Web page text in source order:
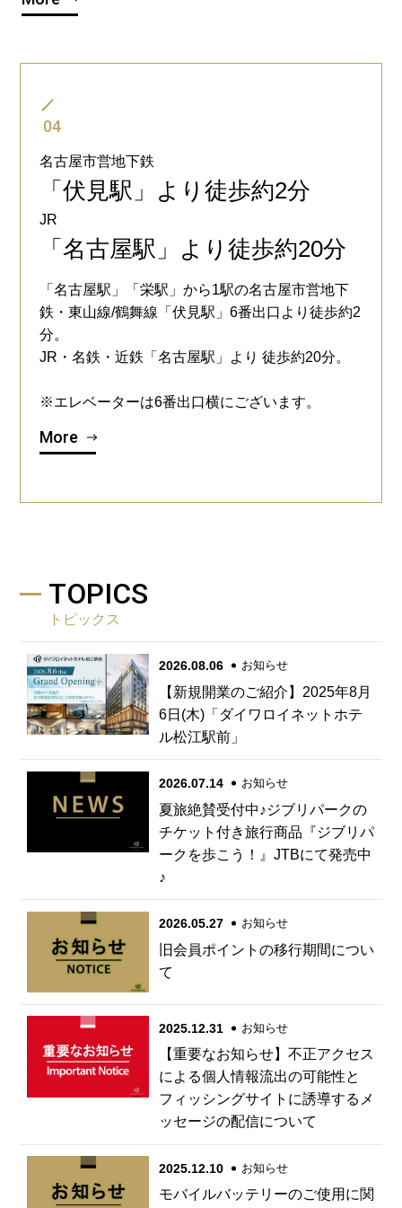
04
名古屋市営地下鉄
「伏見駅」より徒歩約2分
JR
「名古屋駅」より徒歩約20分
「名古屋駅」「栄駅」から1駅の名古屋市営地下
鉄・東山線/鶴舞線「伏見駅」6番出口より徒歩約2
分。
JR・名鉄・近鉄「名古屋駅」より 徒歩約20分。
※エレベーターは6番出口横にございます。
More
TOPICS
トピックス
2026.08.06 お知らせ
【新規開業のご紹介】2025年8月
6日(木)「ダイワロイネットホテ
ル松江駅前」
2026.07.14 お知らせ
夏旅絶賛受付中♪ジブリパークの
チケット付き旅行商品『ジブリパ
ークを歩こう！』JTBにて発売中
♪
2026.05.27 お知らせ
旧会員ポイントの移行期間につい
て
2025.12.31 お知らせ
【重要なお知らせ】不正アクセス
による個人情報流出の可能性と
フィッシングサイトに誘導するメ
ッセージの配信について
2025.12.10 お知らせ
モバイルバッテリーのご使用に関